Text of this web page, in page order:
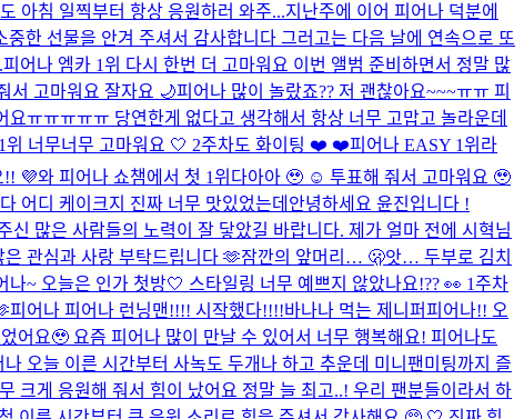
아침 일찍부터 항상 응원하러 와주...지난주에 이어 피어나 덕분에
한 선물을 안겨 주셔서 감사합니다 그러고는 다음 날에 연속으로 또
피어나 엠카 1위 다시 한번 더 고마워요 이번 앨범 준비하면서 정말 많
서 고마워요 잘자요 🌙피어나 많이 놀랐죠?? 저 괜찮아요~~~ㅠㅠ 피
ㅠㅠㅠㅠㅠ 당연한게 없다고 생각해서 항상 너무 고맙고 놀라운데
위 너무너무 고마워요 🤍 2주차도 화이팅 ❤️ ❤️피어나 EASY 1위라
!! 💜와 피어나 쇼챔에서 첫 1위다아아 🥹 ☺️ 투표해 줘서 고마워요 🥹
어디 케이크지 진짜 너무 맛있었는데 안녕하세요 윤진입니다 !
많은 사람들의 노력이 잘 닿았길 바랍니다. 제가 얼마 전에 시혁님
은 관심과 사랑 부탁드립니다 🫶잠깐의 앞머리… 🫢앗… 두부로 김치
나~ 오늘은 인가 첫방🤍​ 스타일링 너무 예쁘지 않았나요!?? 👀​ 1주차
피어나 피어나 런닝맨!!!! 시작했다!!!!바나나 먹는 제니퍼피어나!! 오
어요🥹 요즘 피어나 많이 만날 수 있어서 너무 행복해요! 피어나도
나 오늘 이른 시간부터 사녹도 두개나 하고 추운데 미니팬미팅까지 즐
크게 응원해 줘서 힘이 났어요 정말 늘 최고..! 우리 팬분들이라서 하